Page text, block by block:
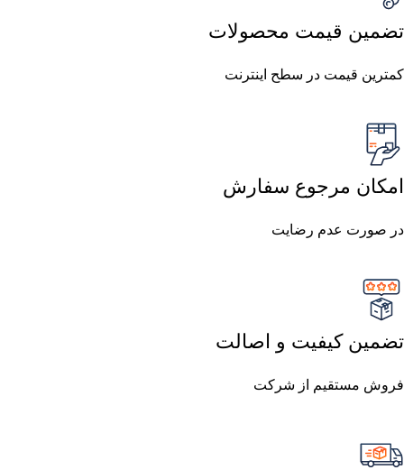
تضمین قیمت محصولات
کمترین قیمت در سطح اینترنت
امکان مرجوع سفارش
در صورت عدم رضایت
تضمین کیفیت و اصالت
فروش مستقیم از شرکت